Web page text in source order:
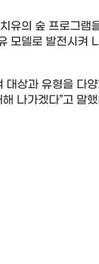
유의 숲 프로그램
모델로 발전시켜
대상과 유형을 다
나가겠다”고 말